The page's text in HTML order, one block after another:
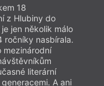
18
z Hlubiny do
jen několik málo
ročníky nasbírala.
mezinárodní
literární
A ani